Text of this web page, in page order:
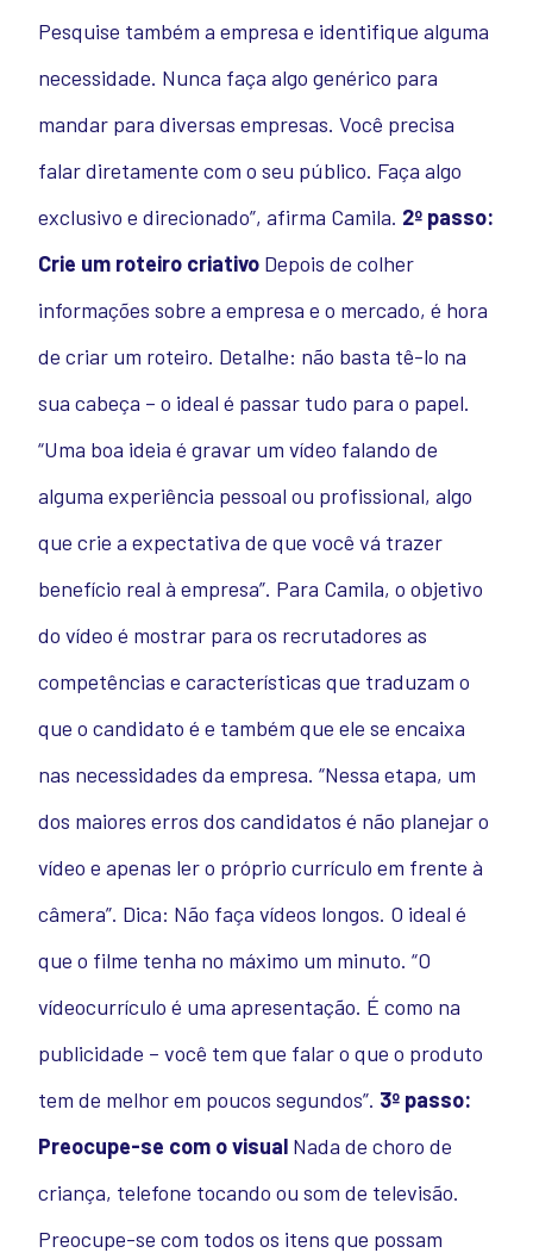
Pesquise também a empresa e identifique alguma
necessidade. Nunca faça algo genérico para
mandar para diversas empresas. Você precisa
falar diretamente com o seu público. Faça algo
exclusivo e direcionado”, afirma Camila. 2º passo:
Crie um roteiro criativo Depois de colher
informações sobre a empresa e o mercado, é hora
de criar um roteiro. Detalhe: não basta tê-lo na
sua cabeça – o ideal é passar tudo para o papel.
“Uma boa ideia é gravar um vídeo falando de
alguma experiência pessoal ou profissional, algo
que crie a expectativa de que você vá trazer
benefício real à empresa”. Para Camila, o objetivo
do vídeo é mostrar para os recrutadores as
competências e características que traduzam o
que o candidato é e também que ele se encaixa
nas necessidades da empresa. “Nessa etapa, um
dos maiores erros dos candidatos é não planejar o
vídeo e apenas ler o próprio currículo em frente à
câmera”. Dica: Não faça vídeos longos. O ideal é
que o filme tenha no máximo um minuto. “O
vídeocurrículo é uma apresentação. É como na
publicidade – você tem que falar o que o produto
tem de melhor em poucos segundos”. 3º passo:
Preocupe-se com o visual Nada de choro de
criança, telefone tocando ou som de televisão.
Preocupe-se com todos os itens que possam